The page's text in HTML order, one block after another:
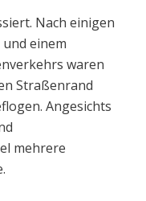
Nach einigen
einem
waren
Straßenrand
Angesichts
mehrere